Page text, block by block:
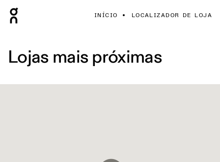
INÍCIO LOCALIZADOR DE LOJA
Lojas mais próximas